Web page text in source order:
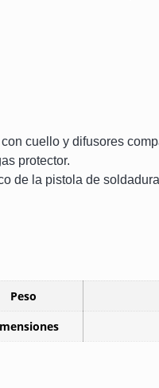
cuello y difusores
protector.
la pistola de
Peso